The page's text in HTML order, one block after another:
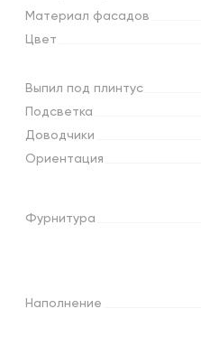
Материал фасадов
Цвет
Выпил под плинтус
Подсветка
Доводчики
Ориентация
Фурнитура
Наполнение